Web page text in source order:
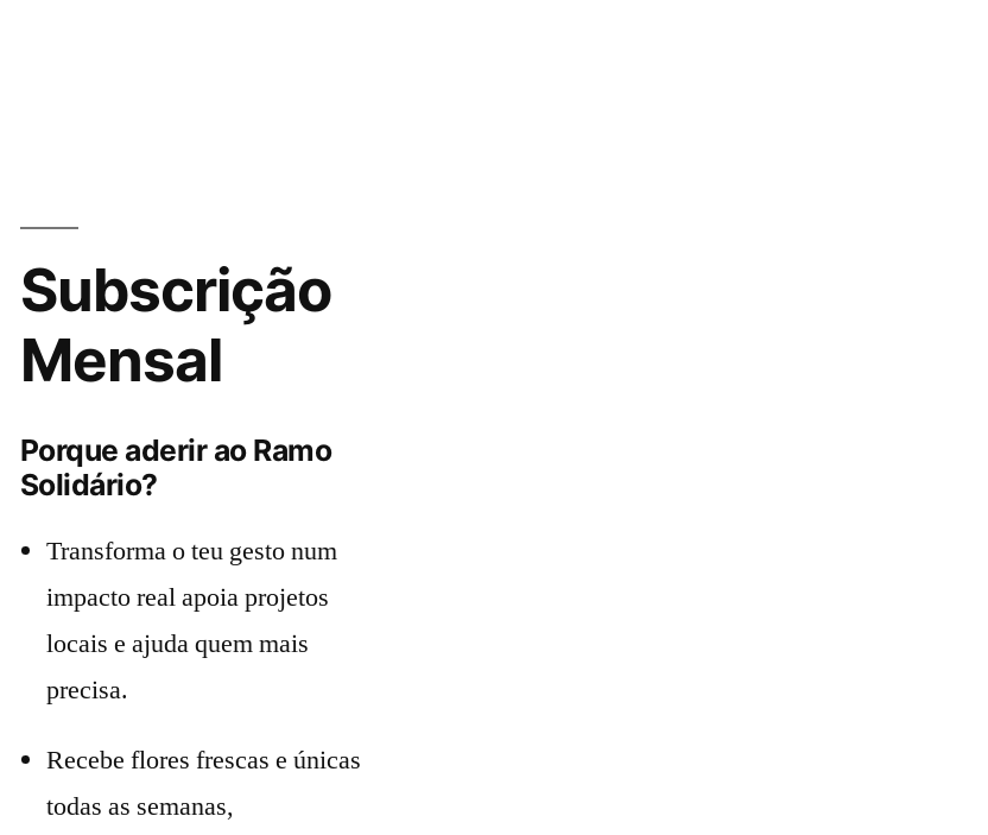
Subscrição
Mensal
Porque aderir ao Ramo
Solidário?
Transforma o teu gesto num
impacto real apoia projetos
locais e ajuda quem mais
precisa.
Recebe flores frescas e únicas
todas as semanas,